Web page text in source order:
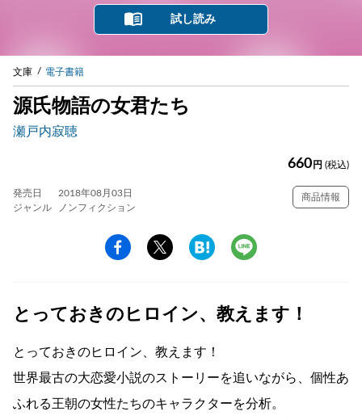
試し読み
文庫 電子書籍
源氏物語の女君たち
瀬戸内寂聴
660 円 (税込)
発売日
2018年08月03日
ジャンル
ノンフィクション
商品情報
とっておきのヒロイン、教えます！
とっておきのヒロイン、教えます！
世界最古の大恋愛小説のストーリーを追いながら、個性あ
ふれる王朝の女性たちのキャラクターを分析。